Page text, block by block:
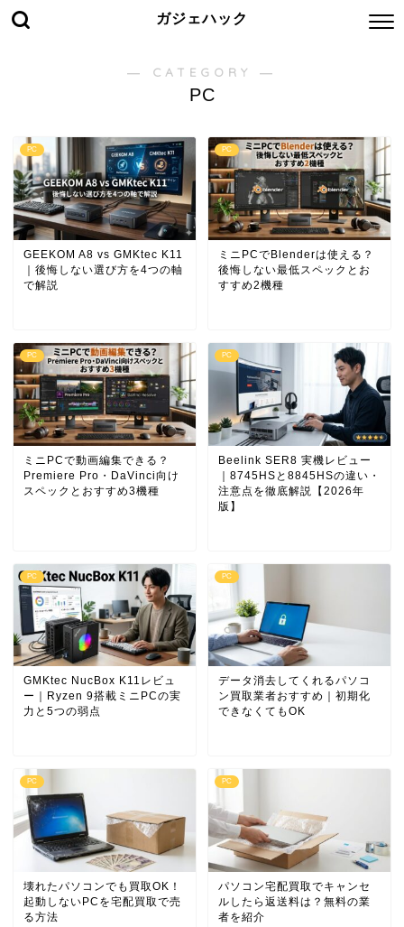
ガジェハック
― CATEGORY ―
PC
PC
GEEKOM A8 vs GMKtec K11
｜後悔しない選び方を4つの軸
で解説
PC
ミニPCでBlenderは使える？
後悔しない最低スペックとお
すすめ2機種
PC
ミニPCで動画編集できる？
Premiere Pro・DaVinci向け
スペックとおすすめ3機種
PC
Beelink SER8 実機レビュー
｜8745HSと8845HSの違い・
注意点を徹底解説【2026年
版】
PC
GMKtec NucBox K11レビュ
ー｜Ryzen 9搭載ミニPCの実
力と5つの弱点
PC
データ消去してくれるパソコ
ン買取業者おすすめ｜初期化
できなくてもOK
PC
壊れたパソコンでも買取OK！
起動しないPCを宅配買取で売
る方法
PC
パソコン宅配買取でキャンセ
ルしたら返送料は？無料の業
者を紹介